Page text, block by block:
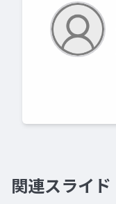
関連スライド